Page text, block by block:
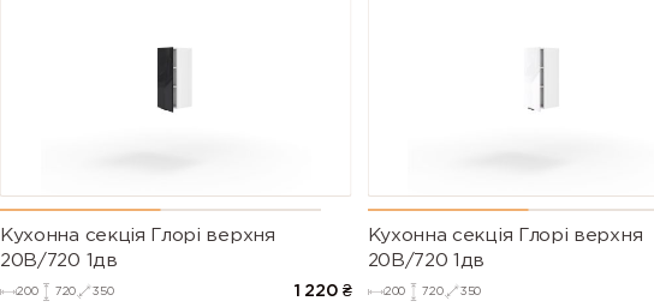
Кухонна секція Глорі верхня
20В/720 1дв
200 720 350 1 220 ₴
Кухонна секція Глорі верхня
20В/720 1дв
200 720 350